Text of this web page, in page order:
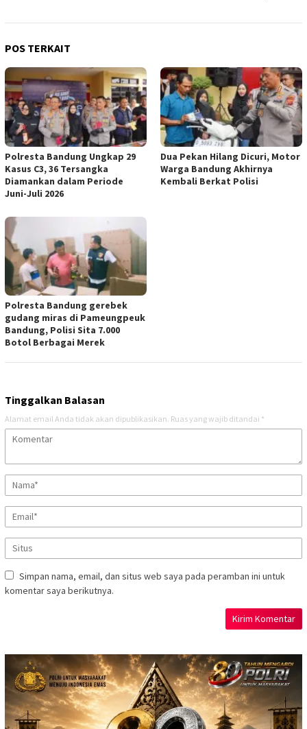
POS TERKAIT
Polresta Bandung Ungkap 29
Kasus C3, 36 Tersangka
Diamankan dalam Periode
Juni-Juli 2026
Dua Pekan Hilang Dicuri, Motor
Warga Bandung Akhirnya
Kembali Berkat Polisi
Polresta Bandung gerebek
gudang miras di Pameungpeuk
Bandung, Polisi Sita 7.000
Botol Berbagai Merek
Tinggalkan Balasan
Alamat email Anda tidak akan dipublikasikan. Ruas yang wajib ditandai *
Simpan nama, email, dan situs web saya pada peramban ini untuk
komentar saya berikutnya.